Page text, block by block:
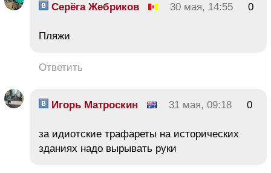
Серёга Жебриков 30 мая, 14:55 0
Пляжи
Ответить
Игорь Матроскин 31 мая, 09:18 0
за идиотские трафареты на исторических
зданиях надо вырывать руки